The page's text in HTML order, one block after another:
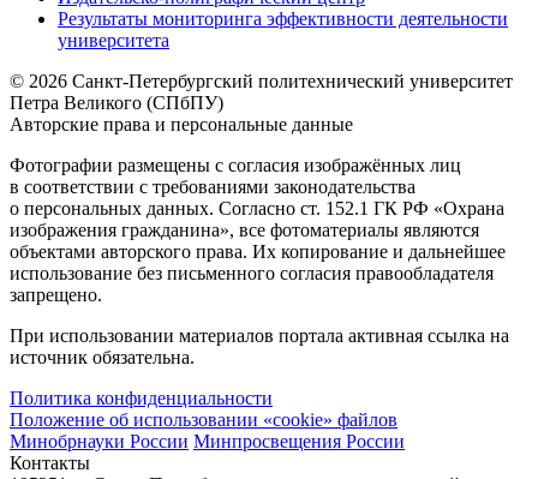
Результаты мониторинга эффективности деятельности
университета
© 2026 Санкт-Петербургский политехнический университет
Петра Великого (СПбПУ)
Авторские права и персональные данные
Фотографии размещены с согласия изображённых лиц
в соответствии с требованиями законодательства
о персональных данных. Согласно ст. 152.1 ГК РФ «Охрана
изображения гражданина», все фотоматериалы являются
объектами авторского права. Их копирование и дальнейшее
использование без письменного согласия правообладателя
запрещено.
При использовании материалов портала активная ссылка на
источник обязательна.
Политика конфиденциальности
Положение об использовании «cookie» файлов
Минобрнауки России Минпросвещения России
Контакты